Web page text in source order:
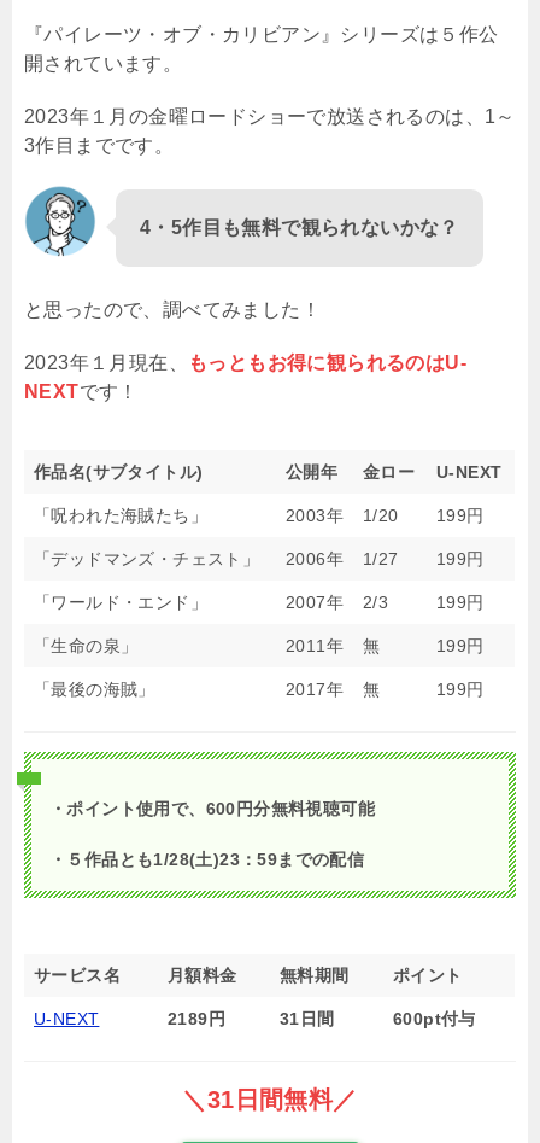
『パイレーツ・オブ・カリビアン』シリーズは５作公
開されています。
2023年１月の金曜ロードショーで放送されるのは、1～
3作目までです。
4・5作目も無料で観られないかな？
と思ったので、調べてみました！
2023年１月現在、
もっともお得に観られるのはU-
NEXTです！
作品名(サブタイトル) 公開年 金ロー U-NEXT
「呪われた海賊たち」 2003年 1/20 199円
「デッドマンズ・チェスト」 2006年 1/27 199円
「ワールド・エンド」 2007年 2/3 199円
「生命の泉」 2011年 無 199円
「最後の海賊」 2017年 無 199円
・ポイント使用で、600円分無料視聴可能
・５作品とも1/28(土)23：59までの配信
サービス名 月額料金 無料期間 ポイント
U-NEXT 2189円 31日間 600pt付与
＼31日間無料／